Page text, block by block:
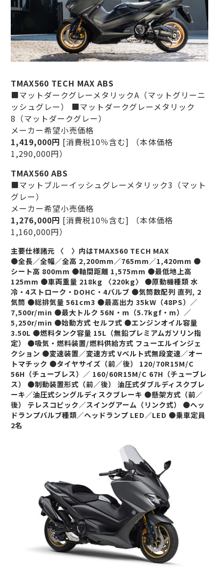
TMAX560 TECH MAX ABS
■マットダークグレーメタリックA（マットグリーニ
ッシュグレー） ■マットダークグレーメタリック
8（マットダークグレー）
メーカー希望小売価格
1,419,000円 [消費税10％含む] （本体価格
1,290,000円）
TMAX560 ABS
■マットブルーイッシュグレーメタリック3（マット
グレー）
メーカー希望小売価格
1,276,000円 [消費税10％含む] （本体価格
1,160,000円）
主要仕様諸元 〈 〉内はTMAX560 TECH MAX
●全長／全幅／全高 2,200mm／765mm／1,420mm ●
シート高 800mm ●軸間距離 1,575mm ●最低地上高
125mm ●車両重量 218kg 〈220kg〉 ●原動機種類 水
冷・4ストローク・DOHC・4バルブ ●気筒数配列 直列, 2
気筒 ●総排気量 561cm3 ●最高出力 35kW（48PS）／
7,500r/min ●最大トルク 56N・m（5.7kgf・m）／
5,250r/min ●始動方式 セルフ式 ●エンジンオイル容量
3.50L ●燃料タンク容量 15L（無鉛プレミアムガソリン指
定） ●吸気・燃料装置/燃料供給方式 フューエルインジェ
クション ●変速装置／変速方式 Vベルト式無段変速／オー
トマチック ●タイヤサイズ（前／後） 120/70R15M/C
56H（チューブレス）／ 160/60R15M/C 67H（チューブレ
ス） ●制動装置形式（前／後） 油圧式ダブルディスクブレ
ーキ／油圧式シングルディスクブレーキ ●懸架方式（前／
後） テレスコピック／スイングアーム（リンク式） ●ヘッ
ドランプバルブ種類／ヘッドランプ LED／LED ●乗車定員
2名